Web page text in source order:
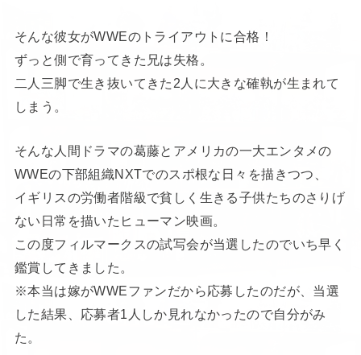
そんな彼女がWWEのトライアウトに合格！
ずっと側で育ってきた兄は失格。
二人三脚で生き抜いてきた2人に大きな確執が生まれて
しまう。
そんな人間ドラマの葛藤とアメリカの一大エンタメの
WWEの下部組織NXTでのスポ根な日々を描きつつ、
イギリスの労働者階級で貧しく生きる子供たちのさりげ
ない日常を描いたヒューマン映画。
この度フィルマークスの試写会が当選したのでいち早く
鑑賞してきました。
※本当は嫁がWWEファンだから応募したのだが、当選
した結果、応募者1人しか見れなかったので自分がみ
た。